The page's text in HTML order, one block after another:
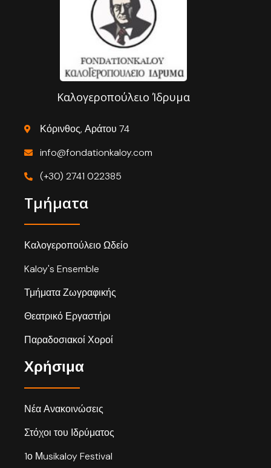
Καλογεροπούλειο Ίδρυμα
Κόρινθος, Αράτου 74
info@fondationkaloy.com
(+30) 2741 022385
Τμήματα
Καλογεροπούλειο Ωδείο
Kaloy's Ensemble
Τμήματα Ζωγραφικής
Θεατρικό Εργαστήρι
Παραδοσιακοί Χοροί
Χρήσιμα
Νέα Ανακοινώσεις
Στόχοι του Ιδρύματος
1ο Μusikaloy Festival